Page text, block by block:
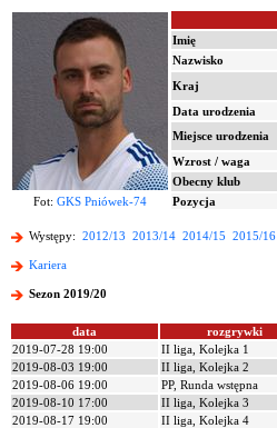
Imię
Nazwisko
Kraj
Data urodzenia
Miejsce urodzenia
Wzrost / waga
Obecny klub
Fot: GKS Pniówek-74 Pozycja
Występy: 2012/13 2013/14 2014/15 2015/16
Kariera
Sezon 2019/20
data rozgrywki
2019-07-28 19:00
II liga, Kolejka 1
2019-08-03 19:00
II liga, Kolejka 2
2019-08-06 19:00
PP, Runda wstępna
2019-08-10 17:00
II liga, Kolejka 3
2019-08-17 19:00
II liga, Kolejka 4